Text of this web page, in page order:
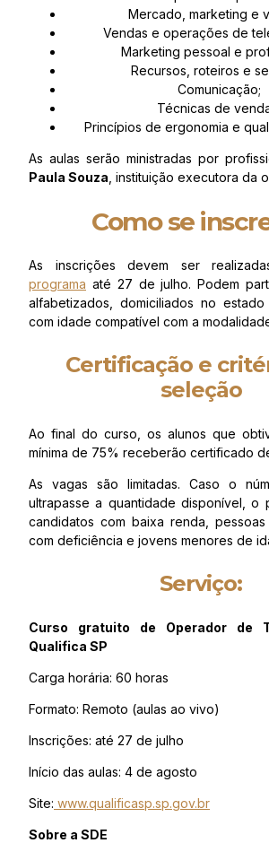
Mercado, marketing e
Vendas e operações de
Marketing pessoal e
Recursos, roteiros e
Comunicação;
Técnicas de
Princípios de ergonomia e
As aulas serão ministradas por
Paula Souza, instituição executora da
Como se
As inscrições devem ser
programa até 27 de julho. Podem
alfabetizados, domiciliados no
com idade compatível com a
Certificação e
seleção
Ao final do curso, os alunos que
mínima de 75% receberão certificado
As vagas são limitadas. Caso o
ultrapasse a quantidade disponível, o
candidatos com baixa renda, pessoas
com deficiência e jovens menores de
Serviço:
Curso gratuito de Operador de
Qualifica SP
Carga horária: 60 horas
Formato: Remoto (aulas ao vivo)
Inscrições: até 27 de julho
Início das aulas: 4 de agosto
Site: www.qualificasp.sp.gov.br
Sobre a SDE